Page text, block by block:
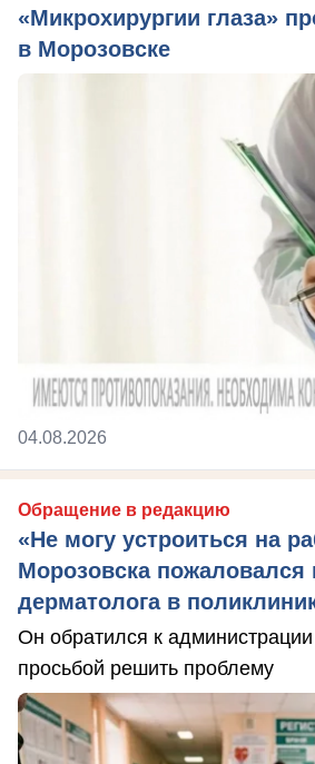
«Микрохирургии глаза»
в Морозовске
04.08.2026
Обращение в редакцию
«Не могу устроиться на
Морозовска пожаловался
дерматолога в
Он обратился к
просьбой решить проблему